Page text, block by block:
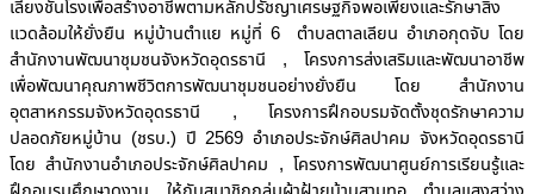
เลี้ยงชันโรงเพื่อสร้างอาชีพตามหลักปรัชญาเศรษฐกิจพอเพียงและรักษาสิ่ง
แวดล้อมให้ยั่งยืน หมู่บ้านตำแย หมู่ที่ 6 ตำบลตาลเลียน อำเภอกุดจับ โดย
สำนักงานพัฒนาชุมชนจังหวัดอุดรธานี , โครงการส่งเสริมและพัฒนาอาชีพ
เพื่อพัฒนาคุณภาพชีวิตการพัฒนาชุมชนอย่างยั่งยืน โดย สำนักงาน
อุตสาหกรรมจังหวัดอุดรธานี , โครงการฝึกอบรมจัดตั้งชุดรักษาความ
ปลอดภัยหมู่บ้าน (ชรบ.) ปี 2569 อำเภอประจักษ์ศิลปาคม จังหวัดอุดรธานี
โดย สำนักงานอำเภอประจักษ์ศิลปาคม , โครงการพัฒนาศูนย์การเรียนรู้และ